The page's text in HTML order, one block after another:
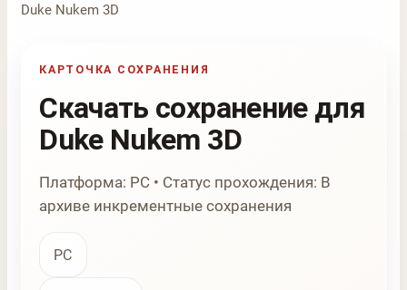
Duke Nukem 3D
КАРТОЧКА СОХРАНЕНИЯ
Скачать сохранение для
Duke Nukem 3D
Платформа: PC • Статус прохождения: В
архиве инкрементные сохранения
PC